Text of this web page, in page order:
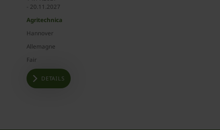
- 20.11.2027
Agritechnica
Hannover
Allemagne
Fair
DETAILS